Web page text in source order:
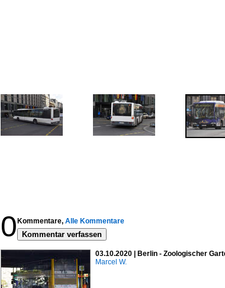
0 Kommentare, Alle Kommentare
Kommentar verfassen
03.10.2020 | Berlin - Zoologischer
Marcel W.